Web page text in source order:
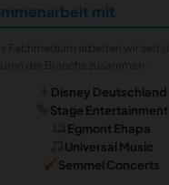
mit
Disney Deutschland
Stage Entertainment
Egmont Ehapa
Universal Music
Semmel Concerts